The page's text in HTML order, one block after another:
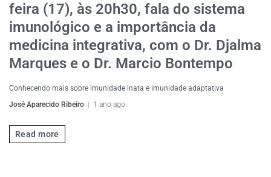
feira (17), às 20h30, fala do sistema
imunológico e a importância da
medicina integrativa, com o Dr. Djalma
Marques e o Dr. Marcio Bontempo
Conhecendo mais sobre imunidade inata e imunidade adaptativa
José Aparecido Ribeiro
1 ano ago
Read more